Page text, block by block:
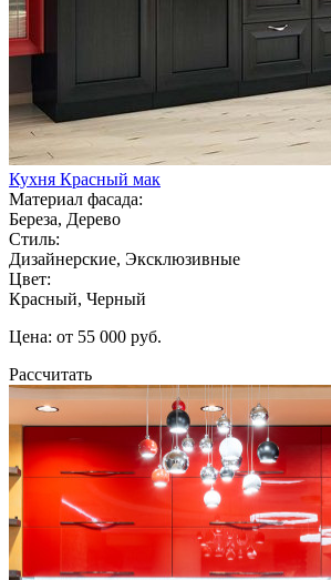
Кухня Красный мак
Материал фасада:
Береза, Дерево
Стиль:
Дизайнерские, Эксклюзивные
Цвет:
Красный, Черный
Цена: от 55 000 руб.
Рассчитать